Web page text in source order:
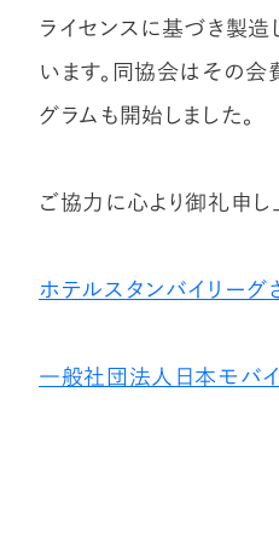
ライセンスに基づき製
います。同協会はその
グラムも開始しました。
ご協力に心より御礼申し
ホテルスタンバイリー
一般社団法人日本モバ